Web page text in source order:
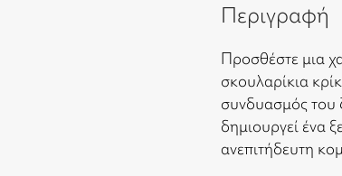
Περιγραφή
Προσθέστε μια
σκουλαρίκια
συνδυασμός του
δημιουργεί ένα
ανεπιτήδευτη